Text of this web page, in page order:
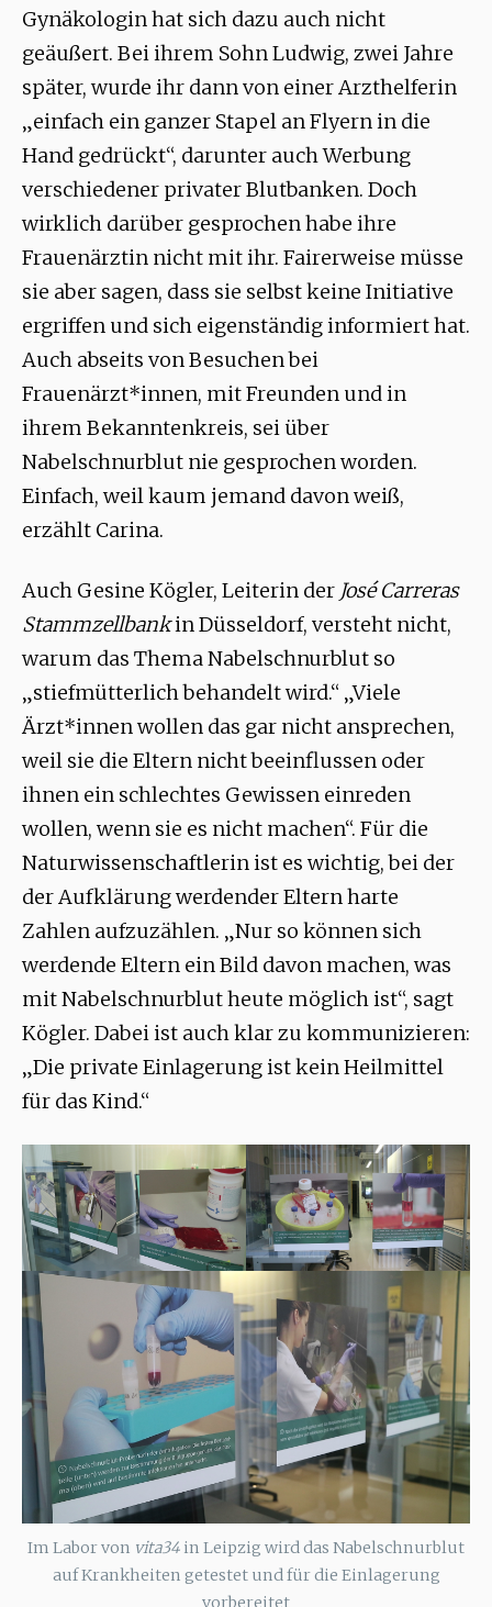
Gynäkologin hat sich dazu auch nicht
geäußert. Bei ihrem Sohn Ludwig, zwei Jahre
später, wurde ihr dann von einer Arzthelferin
„einfach ein ganzer Stapel an Flyern in die
Hand gedrückt“, darunter auch Werbung
verschiedener privater Blutbanken. Doch
wirklich darüber gesprochen habe ihre
Frauenärztin nicht mit ihr. Fairerweise müsse
sie aber sagen, dass sie selbst keine Initiative
ergriffen und sich eigenständig informiert hat.
Auch abseits von Besuchen bei
Frauenärzt*innen, mit Freunden und in
ihrem Bekanntenkreis, sei über
Nabelschnurblut nie gesprochen worden.
Einfach, weil kaum jemand davon weiß,
erzählt Carina.
Auch Gesine Kögler, Leiterin der José Carreras
Stammzellbankin Düsseldorf, versteht nicht,
warum das Thema Nabelschnurblut so
„stiefmütterlich behandelt wird.“ „Viele
Ärzt*innen wollen das gar nicht ansprechen,
weil sie die Eltern nicht beeinflussen oder
ihnen ein schlechtes Gewissen einreden
wollen, wenn sie es nicht machen“. Für die
Naturwissenschaftlerin ist es wichtig, bei der
der Aufklärung werdender Eltern harte
Zahlen aufzuzählen. „Nur so können sich
werdende Eltern ein Bild davon machen, was
mit Nabelschnurblut heute möglich ist“, sagt
Kögler. Dabei ist auch klar zu kommunizieren:
„Die private Einlagerung ist kein Heilmittel
für das Kind.“
Im Labor von vita34 in Leipzig wird das Nabelschnurblut
auf Krankheiten getestet und für die Einlagerung
vorbereitet